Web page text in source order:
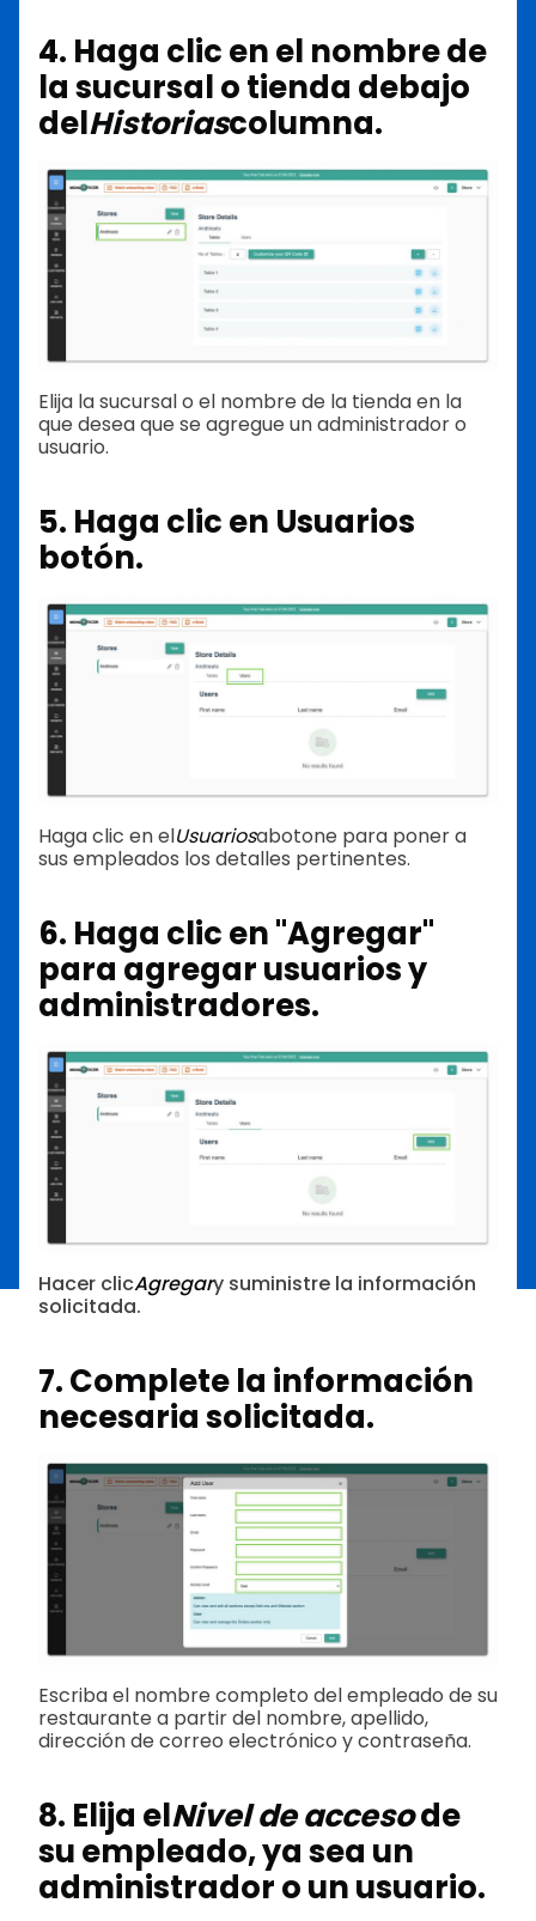
4. Haga clic en el nombre de
la sucursal o tienda debajo
delHistoriascolumna.
Elija la sucursal o el nombre de la tienda en la
que desea que se agregue un administrador o
usuario.
5. Haga clic en Usuarios
botón.
Haga clic en elUsuariosabotone para poner a
sus empleados los detalles pertinentes.
6. Haga clic en "Agregar"
para agregar usuarios y
administradores.
Hacer clicAgregary suministre la información
solicitada.
7. Complete la información
necesaria solicitada.
Escriba el nombre completo del empleado de su
restaurante a partir del nombre, apellido,
dirección de correo electrónico y contraseña.
8. Elija elNivel de accesode
su empleado, ya sea un
administrador o un usuario.